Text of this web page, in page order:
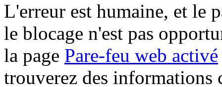
L'erreur est humaine, et le
le blocage n'est pas
la page Pare-feu web activé
trouverez des informations